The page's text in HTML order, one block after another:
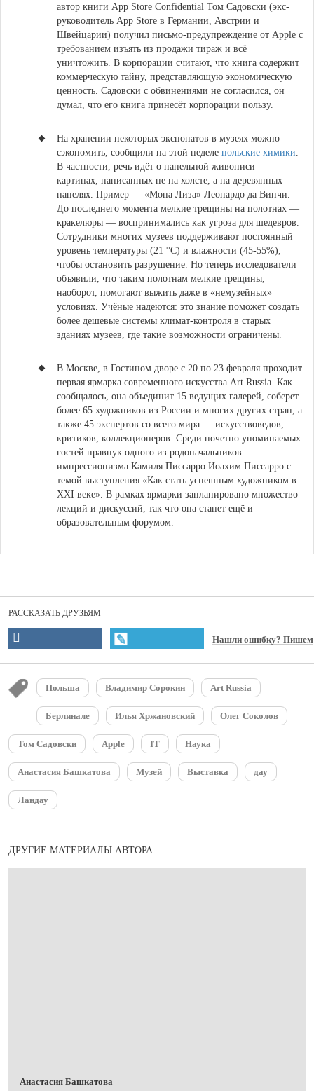
автор книги App Store Confidential Том Садовски (экс-
руководитель App Store в Германии, Австрии и
Швейцарии) получил письмо-предупреждение от Apple с
требованием изъять из продажи тираж и всё
уничтожить. В корпорации считают, что книга содержит
коммерческую тайну, представляющую экономическую
ценность. Садовски с обвинениями не согласился, он
думал, что его книга принесёт корпорации пользу.
На хранении некоторых экспонатов в музеях можно
сэкономить, сообщили на этой неделе польские химики.
В частности, речь идёт о панельной живописи —
картинах, написанных не на холсте, а на деревянных
панелях. Пример — «Мона Лиза» Леонардо да Винчи.
До последнего момента мелкие трещины на полотнах —
кракелюры — воспринимались как угроза для шедевров.
Сотрудники многих музеев поддерживают постоянный
уровень температуры (21 °C) и влажности (45-55%),
чтобы остановить разрушение. Но теперь исследователи
объявили, что таким полотнам мелкие трещины,
наоборот, помогают выжить даже в «немузейных»
условиях. Учёные надеются: это знание поможет создать
более дешевые системы климат-контроля в старых
зданиях музеев, где такие возможности ограничены.
В Москве, в Гостином дворе с 20 по 23 февраля проходит
первая ярмарка современного искусства Art Russia. Как
сообщалось, она объединит 15 ведущих галерей, соберет
более 65 художников из России и многих других стран, а
также 45 экспертов со всего мира — искусствоведов,
критиков, коллекционеров. Среди почетно упоминаемых
гостей правнук одного из родоначальников
импрессионизма Камиля Писсарро Иоахим Писсарро с
темой выступления «Как стать успешным художником в
XXI веке». В рамках ярмарки запланировано множество
лекций и дискуссий, так что она станет ещё и
образовательным форумом.
РАССКАЗАТЬ ДРУЗЬЯМ
Нашли ошибку? Пишем
Польша Владимир Сорокин Art Russia
Берлинале Илья Хржановский Олег Соколов
Том Садовски Apple IT Наука
Анастасия Башкатова Музей Выставка дау
Ландау
ДРУГИЕ МАТЕРИАЛЫ АВТОРА
Анастасия Башкатова